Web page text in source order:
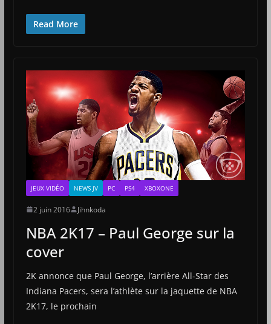
Read More
JEUX VIDÉO NEWS JV PC PS4 XBOXONE
2 juin 2016 Jihnkoda
NBA 2K17 – Paul George sur la
cover
2K annonce que Paul George, l’arrière All-Star des
Indiana Pacers, sera l’athlète sur la jaquette de NBA
2K17, le prochain